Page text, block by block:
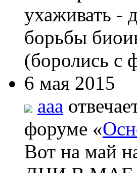
ухаживать -
борьбы
(боролись с
6 мая 2015
aaa
форуме «
Вот на